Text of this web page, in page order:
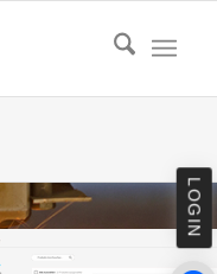
LOGIN